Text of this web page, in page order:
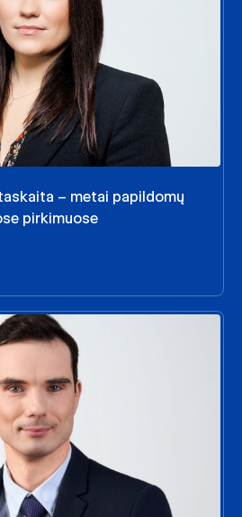
– metai papildomų
pirkimuose